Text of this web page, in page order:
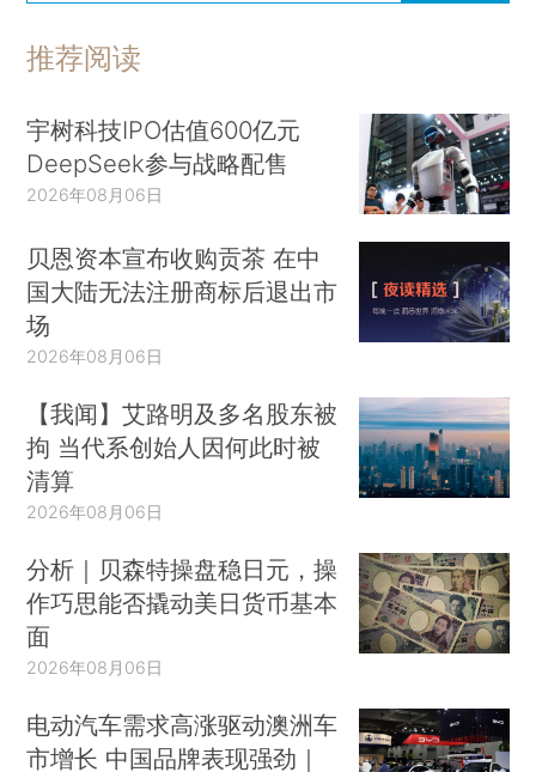
推荐阅读
宇树科技IPO估值600亿元
DeepSeek参与战略配售
2026年08月06日
贝恩资本宣布收购贡茶 在中
国大陆无法注册商标后退出市
场
2026年08月06日
【我闻】艾路明及多名股东被
拘 当代系创始人因何此时被
清算
2026年08月06日
分析｜贝森特操盘稳日元，操
作巧思能否撬动美日货币基本
面
2026年08月06日
电动汽车需求高涨驱动澳洲车
市增长 中国品牌表现强劲｜